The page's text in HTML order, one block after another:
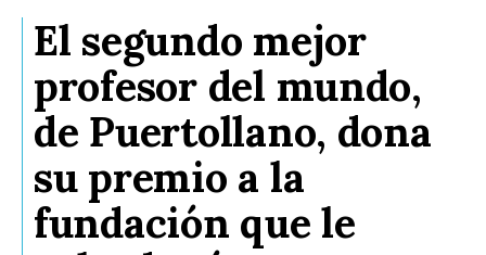
El segundo mejor
profesor del mundo,
de Puertollano, dona
su premio a la
fundación que le